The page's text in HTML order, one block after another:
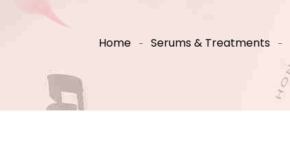
Home Serums & Treatments